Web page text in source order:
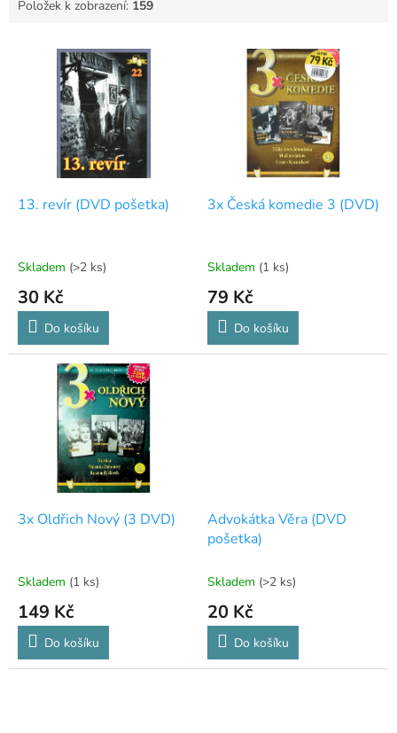
Položek k zobrazení: 159
13. revír (DVD pošetka)
Skladem (>2 ks)
30 Kč
Do košíku
3x Česká komedie 3 (DVD)
Skladem (1 ks)
79 Kč
Do košíku
3x Oldřich Nový (3 DVD)
Skladem (1 ks)
149 Kč
Do košíku
Advokátka Věra (DVD
pošetka)
Skladem (>2 ks)
20 Kč
Do košíku